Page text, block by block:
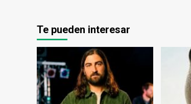
Te pueden interesar